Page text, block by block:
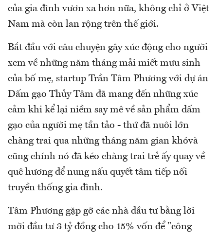
của gia đình vươn xa hơn nữa, không chỉ ở Việt
Nam mà còn lan rộng trên thế giới.
Bắt đầu với câu chuyện gây xúc động cho người
xem về những năm tháng mải miết mưu sinh
của bố mẹ, startup Trần Tâm Phương với dự án
Dấm gạo Thủy Tâm đã mang đến những xúc
cảm khi kể lại niềm say mê về sản phẩm dấm
gạo của người mẹ tần tảo - thứ đã nuôi lớn
chàng trai qua những tháng năm gian khóvà
cũng chính nó đã kéo chàng trai trẻ ấy quay về
quê hương để nung nấu quyết tâm tiếp nối
truyền thống gia đình.
Tâm Phương gặp gỡ các nhà đầu tư bằng lời
mời đầu tư 3 tỷ đồng cho 15% vốn để "công